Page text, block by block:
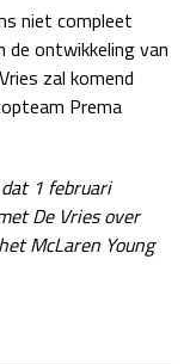
zo 17:00 - 19:00
niet compleet
de ontwikkeling van
zal komend
Prema
1 februari
De Vries over
McLaren Young